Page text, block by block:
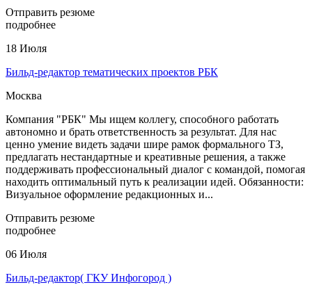
Отправить резюме
подробнее
18 Июля
Бильд-редактор тематических проектов РБК
Москва
Компания "РБК" Мы ищем коллегу, способного работать
автономно и брать ответственность за результат. Для нас
ценно умение видеть задачи шире рамок формального ТЗ,
предлагать нестандартные и креативные решения, а также
поддерживать профессиональный диалог с командой, помогая
находить оптимальный путь к реализации идей. Обязанности:
Визуальное оформление редакционных и...
Отправить резюме
подробнее
06 Июля
Бильд-редактор( ГКУ Инфогород )